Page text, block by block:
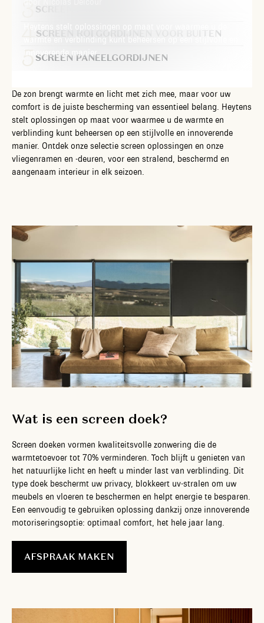
warmte en verblinding kunt beheersen op een stijlvolle en
innoverende manier.
SCREEN LAMELLEN
SCREEN ROLGORDIJNEN VOOR BUITEN
SCREEN PANEELGORDIJNEN
De zon brengt warmte en licht met zich mee, maar voor uw
comfort is de juiste bescherming van essentieel belang. Heytens
stelt oplossingen op maat voor waarmee u de warmte en
verblinding kunt beheersen op een stijlvolle en innoverende
manier. Ontdek onze selectie screen oplossingen en onze
vliegenramen en -deuren, voor een stralend, beschermd en
aangenaam interieur in elk seizoen.
Wat is een screen doek?
Screen doeken vormen kwaliteitsvolle zonwering die de
warmtetoevoer tot 70% verminderen. Toch blijft u genieten van
het natuurlijke licht en heeft u minder last van verblinding. Dit
type doek beschermt uw privacy, blokkeert uv-stralen om uw
meubels en vloeren te beschermen en helpt energie te besparen.
Een eenvoudig te gebruiken oplossing dankzij onze innoverende
motoriseringsoptie: optimaal comfort, het hele jaar lang.
AFSPRAAK MAKEN